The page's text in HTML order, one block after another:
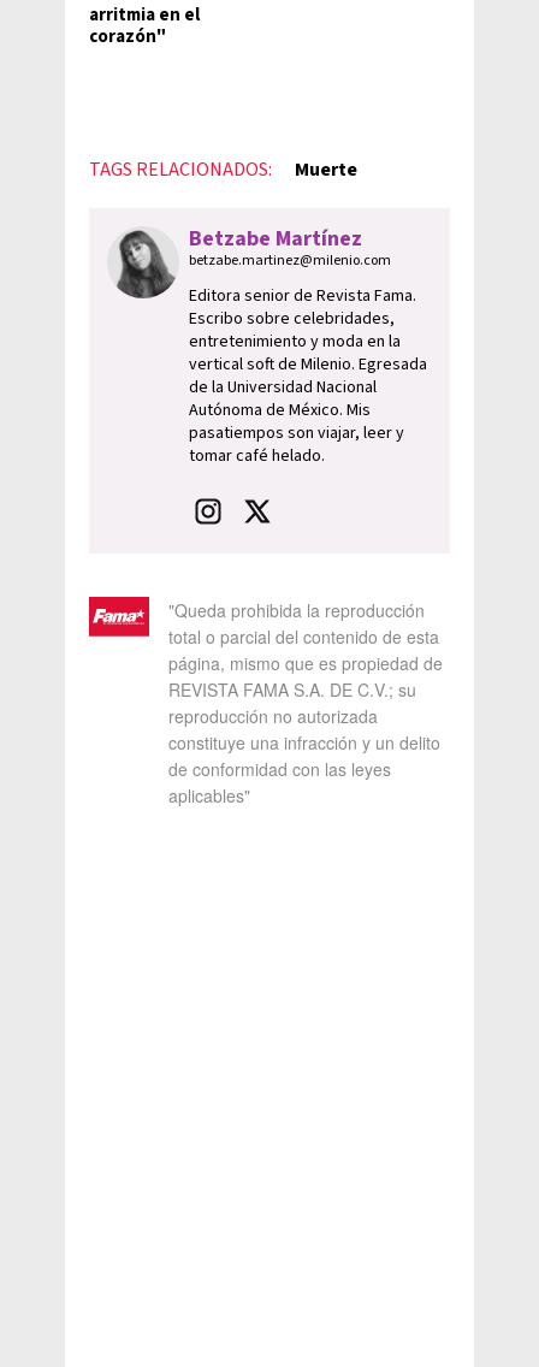
arritmia en el
corazón"
TAGS RELACIONADOS: Muerte
Betzabe Martínez
betzabe.martinez@milenio.com
Editora senior de Revista Fama.
Escribo sobre celebridades,
entretenimiento y moda en la
vertical soft de Milenio. Egresada
de la Universidad Nacional
Autónoma de México. Mis
pasatiempos son viajar, leer y
tomar café helado.
"Queda prohibida la reproducción
total o parcial del contenido de esta
página, mismo que es propiedad de
REVISTA FAMA S.A. DE C.V.; su
reproducción no autorizada
constituye una infracción y un delito
de conformidad con las leyes
aplicables"